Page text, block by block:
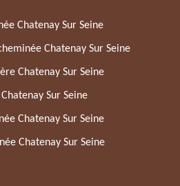
Chatenay Sur Seine
Chatenay Sur Seine
Chatenay Sur Seine
Sur Seine
Chatenay Sur Seine
Chatenay Sur Seine